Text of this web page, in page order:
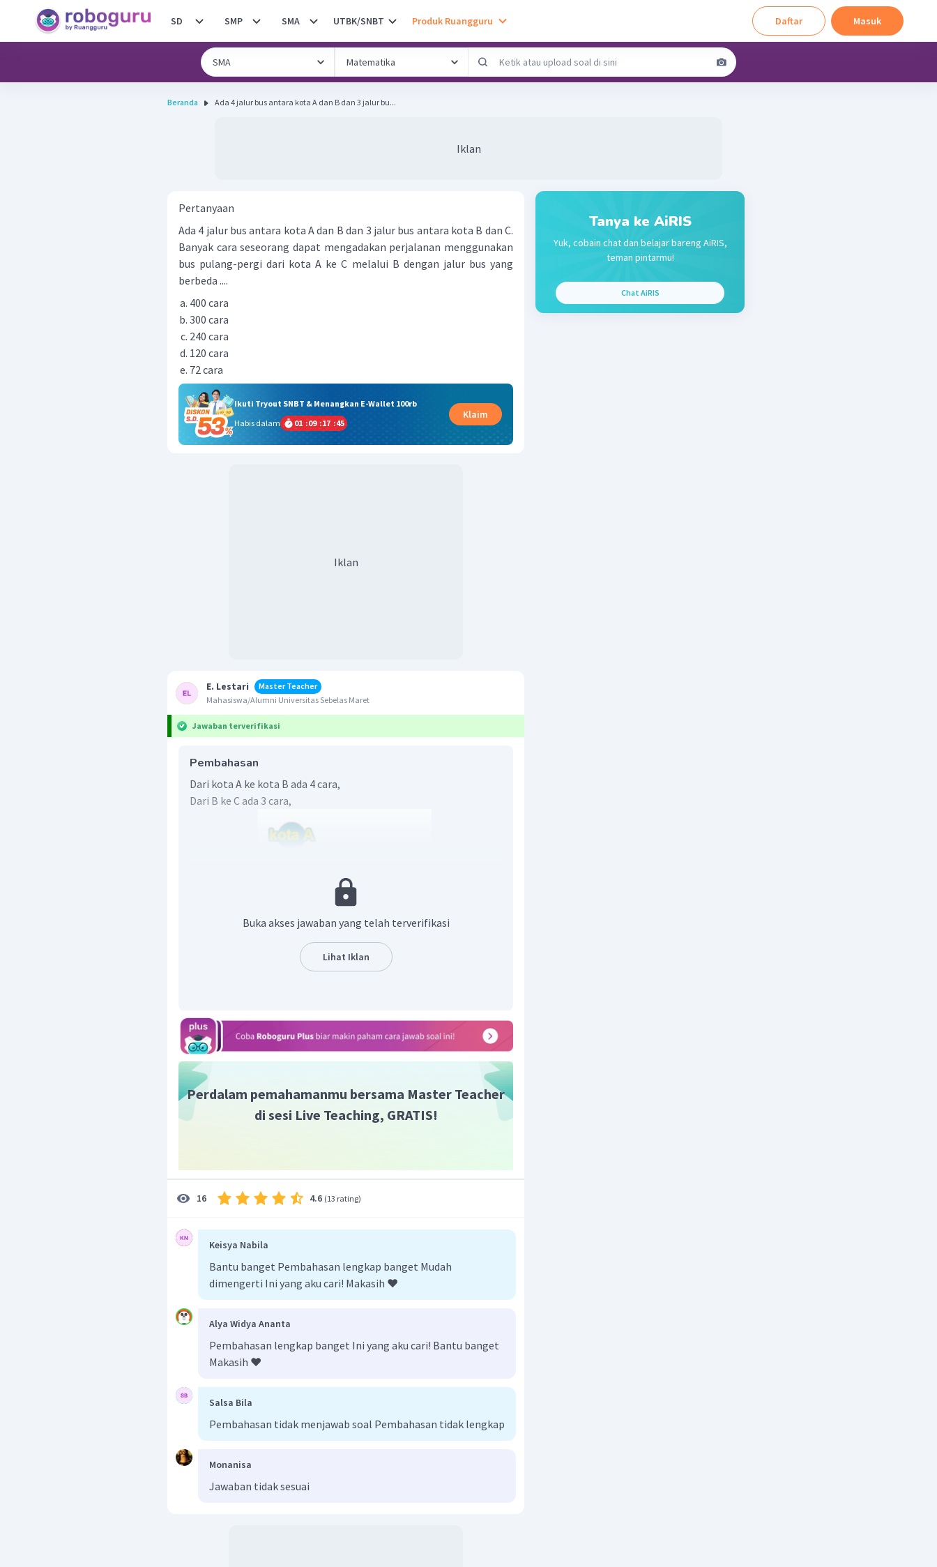
SD SMP SMA UTBK/SNBT Produk Ruangguru Daftar Masuk
Beranda Ada 4 jalur bus antara kota A dan B dan 3 jalur bu...
Iklan
Pertanyaan
Ada 4 jalur bus antara kota A dan B dan 3 jalur bus antara kota B dan C.
Banyak cara seseorang dapat mengadakan perjalanan menggunakan
bus pulang-pergi dari kota A ke C melalui B dengan jalur bus yang
berbeda ....
400 cara
300 cara
240 cara
120 cara
72 cara
Ikuti Tryout SNBT & Menangkan E-Wallet 100rb
Habis dalam
01 :09 :17 :44
Klaim
Iklan
E. Lestari
Master Teacher
Mahasiswa/Alumni Universitas Sebelas Maret
Jawaban terverifikasi
Pembahasan
Dari kota A ke kota B ada 4 cara,
Dari B ke C ada 3 cara,
Untuk perjalanan pulang, bus yang dipilih harus berbeda , berarti
Gunakan aturan perkalian
Seluruh kejadian =
Jawaban yang benar E.
Buka akses jawaban yang telah terverifikasi
Lihat Iklan
Perdalam pemahamanmu bersama Master Teacher
di sesi Live Teaching, GRATIS!
16 4.6 (13 rating)
Keisya Nabila
Bantu banget Pembahasan lengkap banget Mudah
dimengerti Ini yang aku cari! Makasih ❤️
Alya Widya Ananta
Pembahasan lengkap banget Ini yang aku cari! Bantu banget
Makasih ❤️
Salsa Bila
Pembahasan tidak menjawab soal Pembahasan tidak lengkap
Monanisa
Jawaban tidak sesuai
Tanya ke AiRIS
Yuk, cobain chat dan belajar bareng AiRIS,
teman pintarmu!
Chat AiRIS